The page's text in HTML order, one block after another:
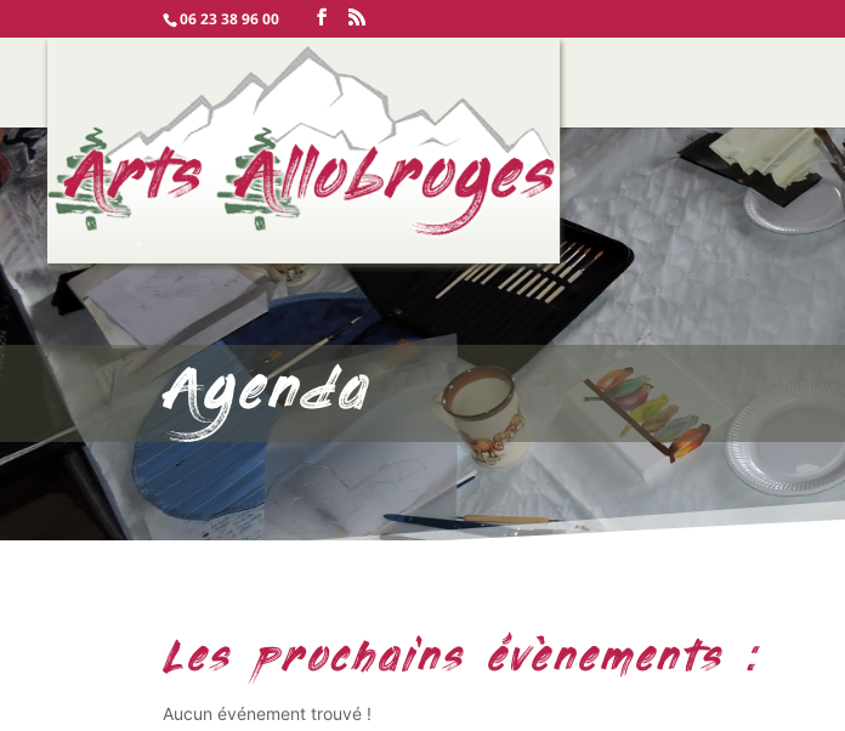
06 23 38 96 00
Agenda
Les prochains évènements :
Aucun événement trouvé !